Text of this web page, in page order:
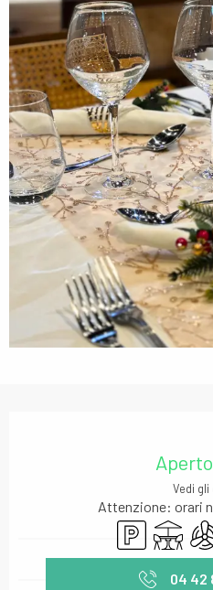
Vedi gli
Attenzione: orari
Parcheggio
Terrazza
04 42